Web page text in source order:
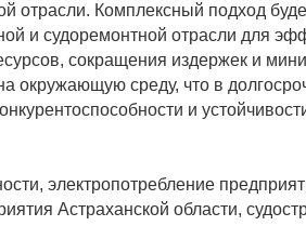
отрасли. Комплексный подход
и судоремонтной отрасли для
сокращения издержек и
окружающую среду, что в
и
электропотребление
Астраханской области,